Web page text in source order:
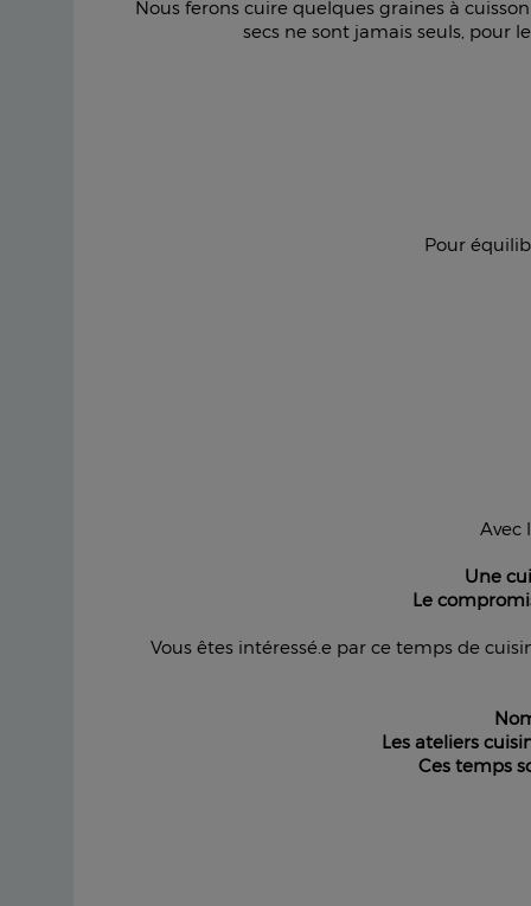
Nous ferons cuire quelques graines à
secs ne sont jamais seuls, pour
Pour
Avec
Une
Le
Vous êtes intéressé.e par ce temps de
Les ateliers
Ces temps